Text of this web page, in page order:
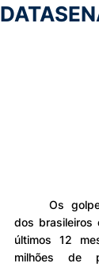
	Os golpes digitais vitimaram 24%
dos brasileiros
últimos 12
milhões de